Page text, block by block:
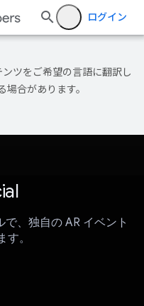
ログイン
ツをご希望の言語に翻訳し
合があります。
、独自の AR イベント
す。